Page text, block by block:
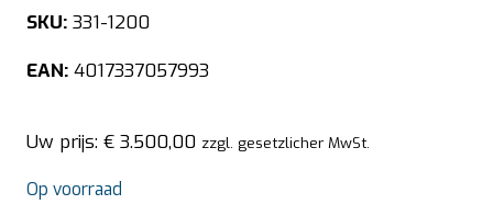
SKU: 331-1200
EAN: 4017337057993
Uw prijs: € 3.500,00 zzgl. gesetzlicher MwSt.
Op voorraad